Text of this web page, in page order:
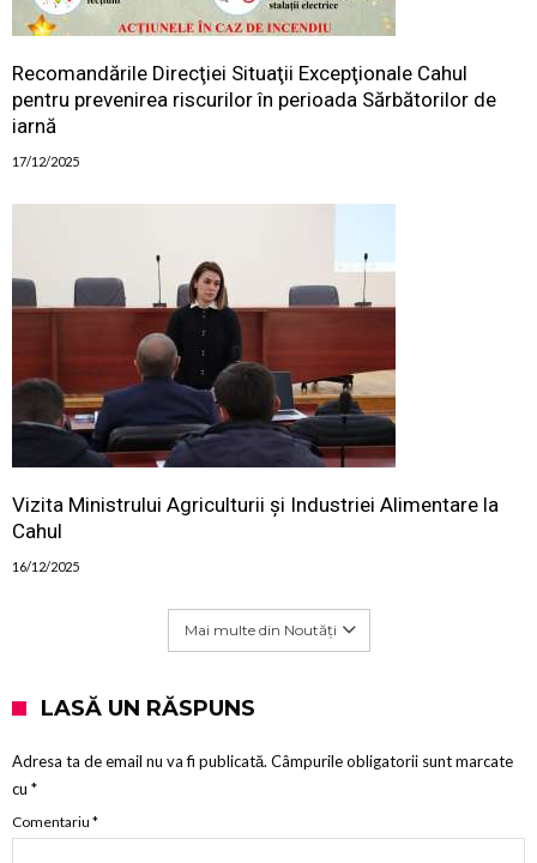
Recomandările Direcţiei Situaţii Excepţionale Cahul
pentru prevenirea riscurilor în perioada Sărbătorilor de
iarnă
17/12/2025
Vizita Ministrului Agriculturii și Industriei Alimentare la
Cahul
16/12/2025
Mai multe din Noutăți
LASĂ UN RĂSPUNS
Adresa ta de email nu va fi publicată. Câmpurile obligatorii sunt marcate
cu *
Comentariu *